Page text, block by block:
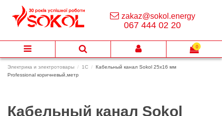
Электрика и электротовары 1C
Кабельный канал Sokol 25х16 мм
Professional коричневый,метр
Кабельный канал Sokol
zakaz@sokol.energy
067 444 02 20
0